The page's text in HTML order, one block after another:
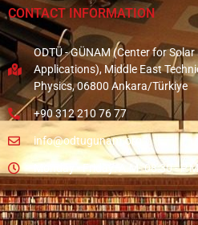
CONTACT INFORMATION
ODTÜ - GÜNAM (Center for
Applications), Middle East
Physics, 06800 Ankara/Türkiye
+90 312 210 76 77
info@odtugunam.org
Monday - Friday: A.M. 08:30 -